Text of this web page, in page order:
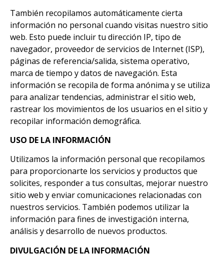
También recopilamos automáticamente cierta
información no personal cuando visitas nuestro sitio
web. Esto puede incluir tu dirección IP, tipo de
navegador, proveedor de servicios de Internet (ISP),
páginas de referencia/salida, sistema operativo,
marca de tiempo y datos de navegación. Esta
información se recopila de forma anónima y se utiliza
para analizar tendencias, administrar el sitio web,
rastrear los movimientos de los usuarios en el sitio y
recopilar información demográfica.
USO DE LA INFORMACIÓN
Utilizamos la información personal que recopilamos
para proporcionarte los servicios y productos que
solicites, responder a tus consultas, mejorar nuestro
sitio web y enviar comunicaciones relacionadas con
nuestros servicios. También podemos utilizar la
información para fines de investigación interna,
análisis y desarrollo de nuevos productos.
DIVULGACIÓN DE LA INFORMACIÓN